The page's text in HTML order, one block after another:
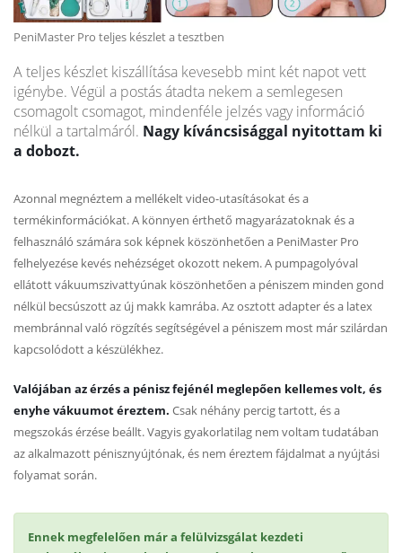
PeniMaster Pro teljes készlet a tesztben
A teljes készlet kiszállítása kevesebb mint két napot vett
igénybe. Végül a postás átadta nekem a semlegesen
csomagolt csomagot, mindenféle jelzés vagy információ
nélkül a tartalmáról. Nagy kíváncsisággal nyitottam ki
a dobozt.
Azonnal megnéztem a mellékelt video-utasításokat és a
termékinformációkat. A könnyen érthető magyarázatoknak és a
felhasználó számára sok képnek köszönhetően a PeniMaster Pro
felhelyezése kevés nehézséget okozott nekem. A pumpagolyóval
ellátott vákuumszivattyúnak köszönhetően a péniszem minden gond
nélkül becsúszott az új makk kamrába. Az osztott adapter és a latex
membránnal való rögzítés segítségével a péniszem most már szilárdan
kapcsolódott a készülékhez.
Valójában az érzés a pénisz fejénél meglepően kellemes volt, és
enyhe vákuumot éreztem. Csak néhány percig tartott, és a
megszokás érzése beállt. Vagyis gyakorlatilag nem voltam tudatában
az alkalmazott pénisznyújtónak, és nem éreztem fájdalmat a nyújtási
folyamat során.
Ennek megfelelően már a felülvizsgálat kezdeti